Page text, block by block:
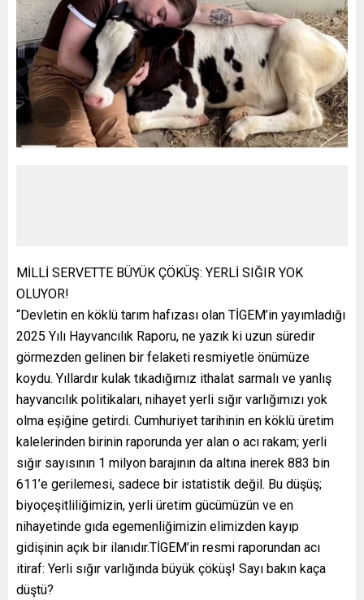
MİLLİ SERVETTE BÜYÜK ÇÖKÜŞ: YERLİ SIĞIR YOK
OLUYOR!
“Devletin en köklü tarım hafızası olan TİGEM’in yayımladığı
2025 Yılı Hayvancılık Raporu, ne yazık ki uzun süredir
görmezden gelinen bir felaketi resmiyetle önümüze
koydu. Yıllardır kulak tıkadığımız ithalat sarmalı ve yanlış
hayvancılık politikaları, nihayet yerli sığır varlığımızı yok
olma eşiğine getirdi. Cumhuriyet tarihinin en köklü üretim
kalelerinden birinin raporunda yer alan o acı rakam; yerli
sığır sayısının 1 milyon barajının da altına inerek 883 bin
611’e gerilemesi, sadece bir istatistik değil. Bu düşüş;
biyoçeşitliliğimizin, yerli üretim gücümüzün ve en
nihayetinde gıda egemenliğimizin elimizden kayıp
gidişinin açık bir ilanıdır.TİGEM’in resmi raporundan acı
itiraf: Yerli sığır varlığında büyük çöküş! Sayı bakın kaça
düştü?